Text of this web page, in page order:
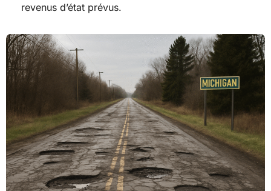
revenus d’état prévus.